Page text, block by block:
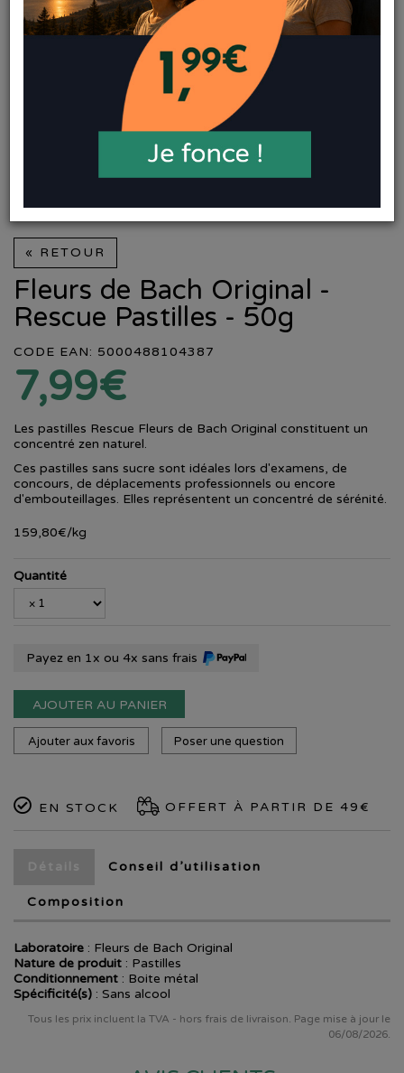
« RETOUR
Fleurs de Bach Original -
Rescue Pastilles - 50g
CODE EAN: 5000488104387
7,99€
Les pastilles Rescue Fleurs de Bach Original constituent un
concentré zen naturel.
Ces pastilles sans sucre sont idéales lors d'examens, de
concours, de déplacements professionnels ou encore
d'embouteillages. Elles représentent un concentré de sérénité.
159,80€/kg
Quantité
Payez en 1x ou 4x sans frais
AJOUTER AU PANIER
Ajouter aux favoris Poser une question
EN STOCK OFFERT À PARTIR DE 49€
Conseil d’utilisation
Composition
Laboratoire : Fleurs de Bach Original
Nature de produit : Pastilles
Conditionnement : Boite métal
Spécificité(s) : Sans alcool
Tous les prix incluent la TVA - hors frais de livraison. Page mise à jour le
06/08/2026.